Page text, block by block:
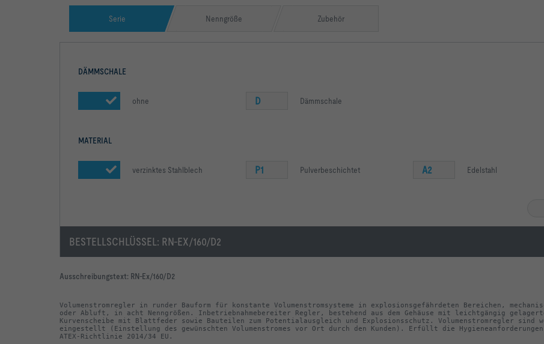
Serie Nenngröße Zubehör
DÄMMSCHALE
ohne D Dämmschale
MATERIAL
verzinktes Stahlblech P1 Pulverbeschichtet A2 Edelstahl
BESTELLSCHLÜSSEL: RN-EX/160/D2
Ausschreibungstext: RN-Ex/160/D2
Volumenstromregler in runder Bauform für konstante Volumenstromsysteme in explosionsgefährdeten Bereichen,
oder Abluft, in acht Nenngrößen. Inbetriebnahmebereiter Regler, bestehend aus dem Gehäuse mit leichtgängig
Kurvenscheibe mit Blattfeder sowie Bauteilen zum Potentialausgleich und Explosionsschutz. Volumenstromregler sind
eingestellt (Einstellung des gewünschten Volumenstromes vor Ort durch den Kunden). Erfüllt die
ATEX-Richtlinie 2014/34 EU.